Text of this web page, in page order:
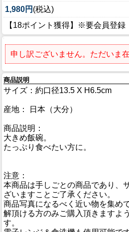
1,980円 (税込)
【18ポイント獲得】※要会員登録
申し訳ございません。ただいま
商品説明
サイズ：約口径13.5 X H6.5cm
産地： 日本（大分）
商品説明：
大きめ飯碗。
たっぷり食べたい方に。
注意：
本商品は手しごとの商品であり、
ざいますことご了承ください。
商品写真になるべく近い物を集め
解頂ける方のみご購入頂きますよ
す。